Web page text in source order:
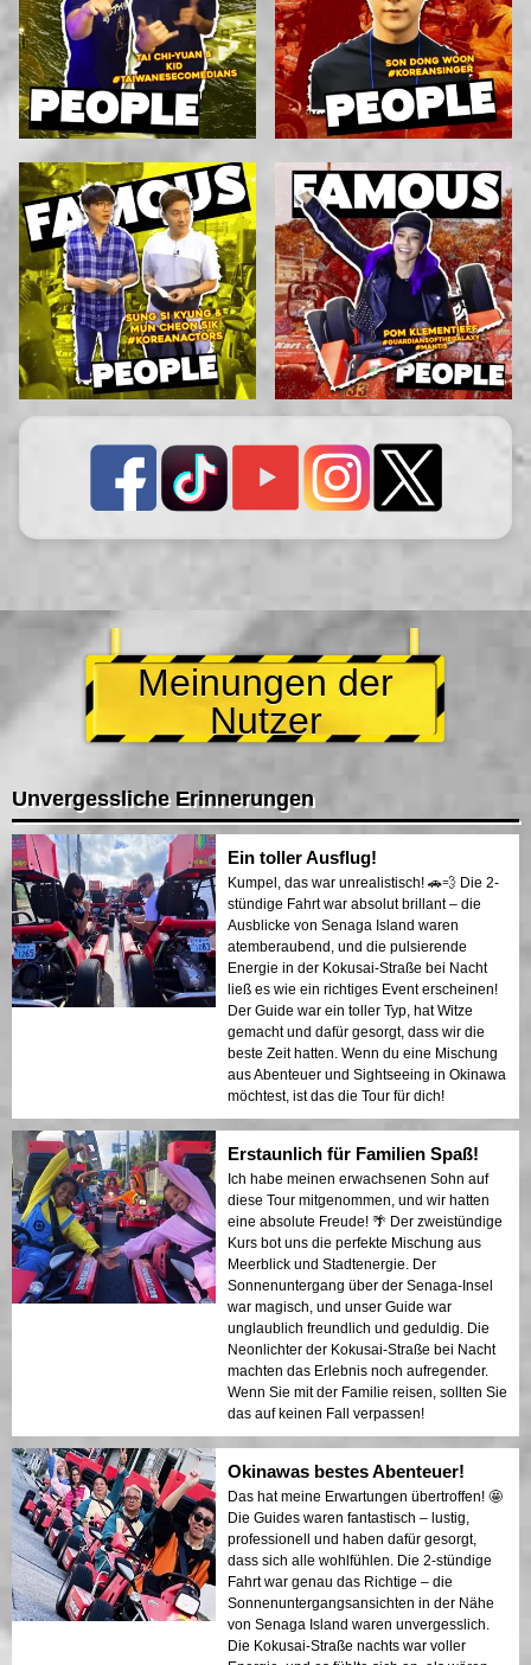
Meinungen der
Nutzer
Unvergessliche Erinnerungen
Ein toller Ausflug!
Kumpel, das war unrealistisch! 🚗💨 Die 2-
stündige Fahrt war absolut brillant – die
Ausblicke von Senaga Island waren
atemberaubend, und die pulsierende
Energie in der Kokusai-Straße bei Nacht
ließ es wie ein richtiges Event erscheinen!
Der Guide war ein toller Typ, hat Witze
gemacht und dafür gesorgt, dass wir die
beste Zeit hatten. Wenn du eine Mischung
aus Abenteuer und Sightseeing in Okinawa
möchtest, ist das die Tour für dich!
Erstaunlich für Familien Spaß!
Ich habe meinen erwachsenen Sohn auf
diese Tour mitgenommen, und wir hatten
eine absolute Freude! 🌴 Der zweistündige
Kurs bot uns die perfekte Mischung aus
Meerblick und Stadtenergie. Der
Sonnenuntergang über der Senaga-Insel
war magisch, und unser Guide war
unglaublich freundlich und geduldig. Die
Neonlichter der Kokusai-Straße bei Nacht
machten das Erlebnis noch aufregender.
Wenn Sie mit der Familie reisen, sollten Sie
das auf keinen Fall verpassen!
Okinawas bestes Abenteuer!
Das hat meine Erwartungen übertroffen! 🤩
Die Guides waren fantastisch – lustig,
professionell und haben dafür gesorgt,
dass sich alle wohlfühlen. Die 2-stündige
Fahrt war genau das Richtige – die
Sonnenuntergangsansichten in der Nähe
von Senaga Island waren unvergesslich.
Die Kokusai-Straße nachts war voller